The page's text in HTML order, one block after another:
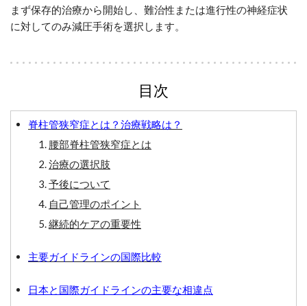
まず保存的治療から開始し、難治性または進行性の神経症状
に対してのみ減圧手術を選択します。
目次
脊柱管狭窄症とは？治療戦略は？
腰部脊柱管狭窄症とは
治療の選択肢
予後について
自己管理のポイント
継続的ケアの重要性
主要ガイドラインの国際比較
日本と国際ガイドラインの主要な相違点